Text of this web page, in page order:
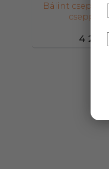
4 299,-
Bálint
csepp